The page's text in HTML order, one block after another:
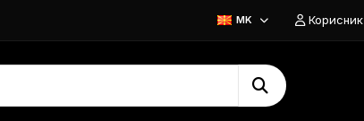
MK Корисник